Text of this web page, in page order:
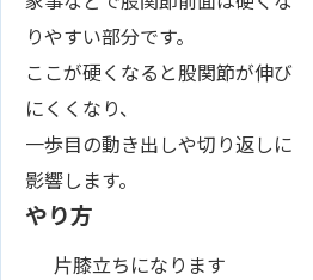
りやすい部分です。
ここが硬くなると股関節が伸び
にくくなり、
一歩目の動き出しや切り返しに
影響します。
やり方
片膝立ちになります